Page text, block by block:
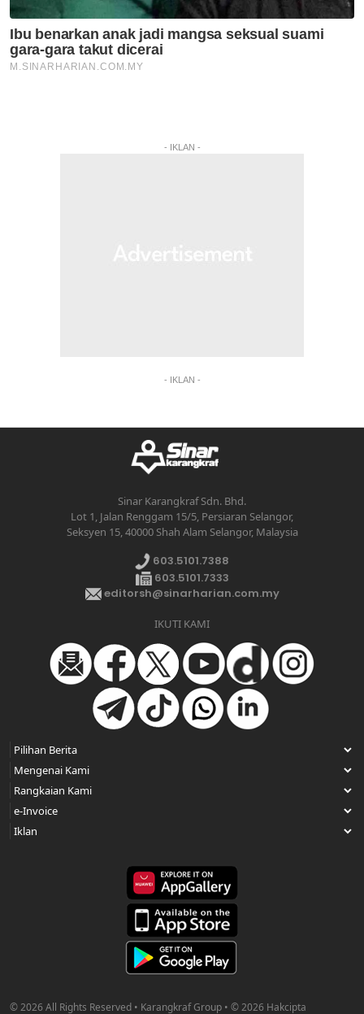
- IKLAN -
- IKLAN -
Sinar Karangkraf Sdn. Bhd.
Lot 1, Jalan Renggam 15/5, Persiaran Selangor,
Seksyen 15, 40000 Shah Alam Selangor, Malaysia
603.5101.7388
603.5101.7333
editorsh@sinarharian.com.my
IKUTI KAMI
© 2026 All Rights Reserved • Karangkraf Group • © 2026 Hakcipta